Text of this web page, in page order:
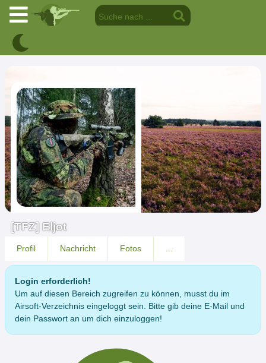
[TFZ] Eljot
Profil Nachricht Fotos
Login erforderlich!
Um auf diesen Bereich zugreifen zu können, musst du im
Airsoft-Verzeichnis eingeloggt sein. Bitte gib deine E-Mail und
dein Passwort an um dich einzuloggen!